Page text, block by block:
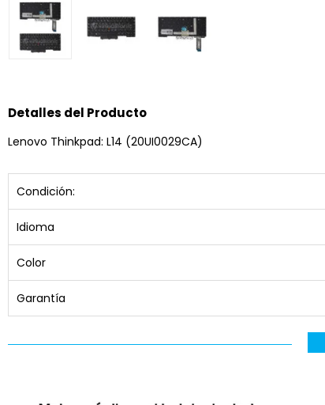
Detalles del Producto
Lenovo Thinkpad: L14 (20UI0029CA)
Condición:
Idioma
Color
Garantía